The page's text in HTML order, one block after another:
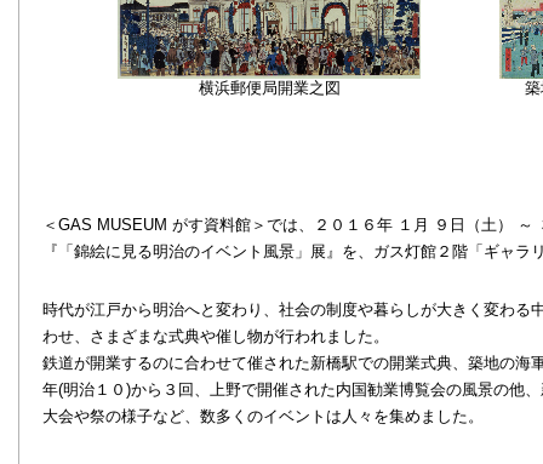
横浜郵便局開業之図
＜GAS MUSEUM がす資料館＞では、２０１６年 １月 ９日（土） ～
『「錦絵に見る明治のイベント風景」展』を、ガス灯館２階「ギャラ
時代が江戸から明治へと変わり、社会の制度や暮らしが大きく変わる
わせ、さまざまな式典や催し物が行われました。
鉄道が開業するのに合わせて催された新橋駅での開業式典、築地の海
年(明治１０)から３回、上野で開催された内国勧業博覧会の風景の他
大会や祭の様子など、数多くのイベントは人々を集めました。